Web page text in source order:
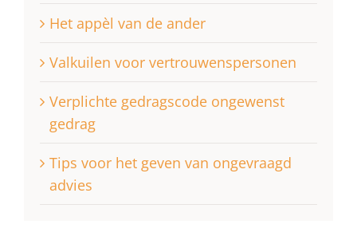
Het appèl van de ander
Valkuilen voor vertrouwenspersonen
Verplichte gedragscode ongewenst
gedrag
Tips voor het geven van ongevraagd
advies